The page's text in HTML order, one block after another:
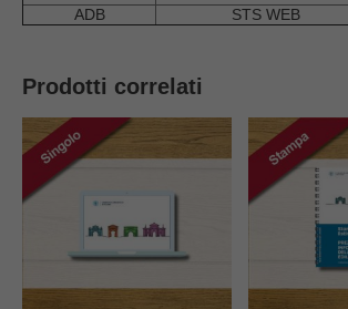
ADB
STS WEB
Prodotti correlati